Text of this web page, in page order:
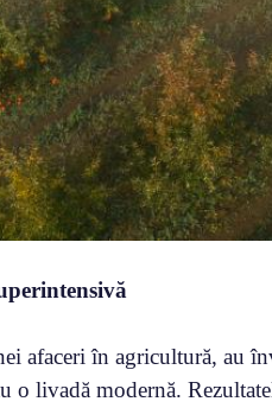
afaceri în agricultură, au
o livadă modernă.